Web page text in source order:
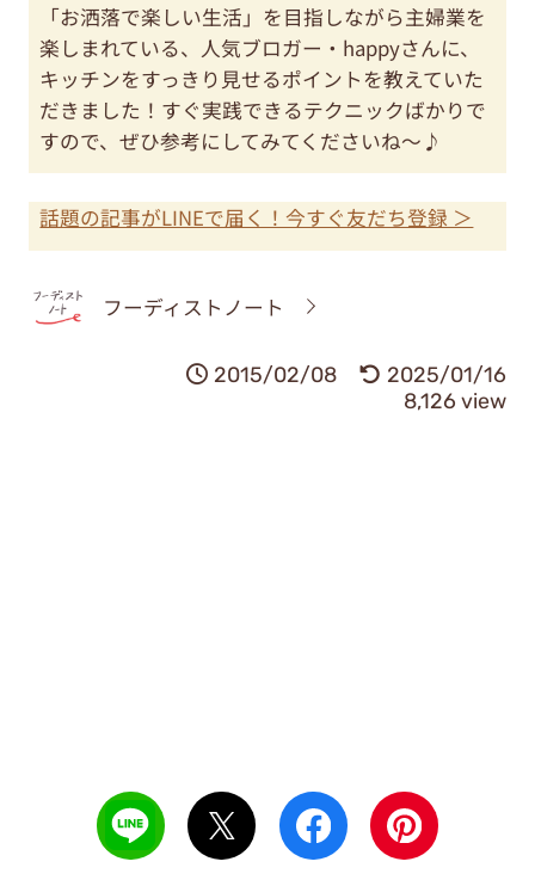
「お洒落で楽しい生活」を目指しながら主婦業を
楽しまれている、人気ブロガー・happyさんに、
キッチンをすっきり見せるポイントを教えていた
だきました！すぐ実践できるテクニックばかりで
すので、ぜひ参考にしてみてくださいね～♪
話題の記事がLINEで届く！今すぐ友だち登録 ＞
フーディストノート
2015/02/08
2025/01/16
8,126 view